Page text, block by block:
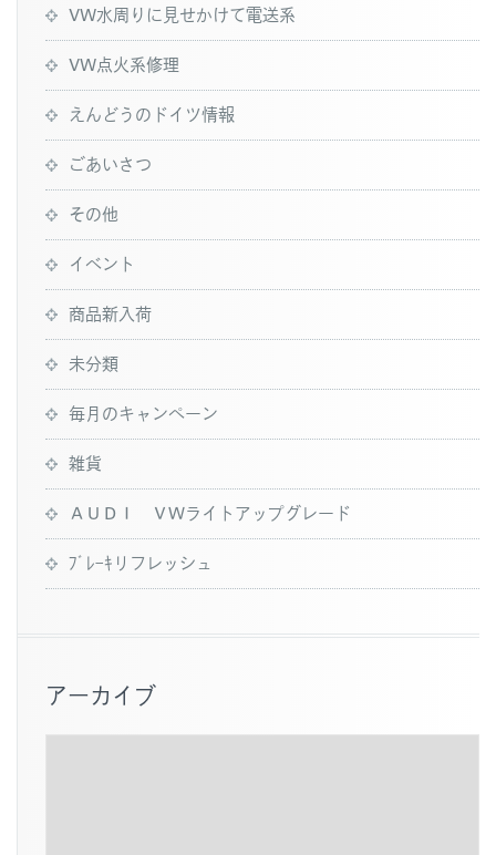
VW水周りに見せかけて電送系
VW点火系修理
えんどうのドイツ情報
ごあいさつ
その他
イベント
商品新入荷
未分類
毎月のキャンペーン
雑貨
ＡＵＤＩ ＶＷライトアップグレード
ﾌﾞﾚｰｷリフレッシュ
アーカイブ